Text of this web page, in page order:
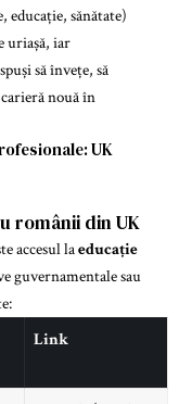
sănătate)
uriașă, iar
să învețe, să
nouă în
UK
românii din UK
accesul laeducație
guvernamentale sau
Link